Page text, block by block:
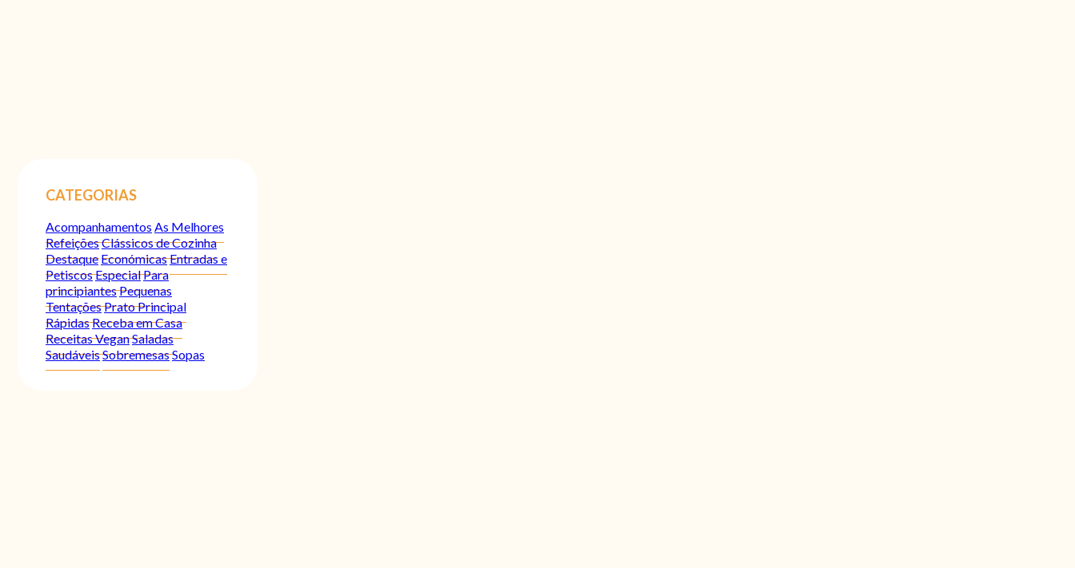
CATEGORIAS
Acompanhamentos As Melhores
RefeiçõesClássicos de Cozinha
Destaque EconómicasEntradas e
PetiscosEspecialPara
principiantesPequenas
TentaçõesPrato Principal
RápidasReceba em Casa
Receitas VeganSaladas
SaudáveisSobremesasSopas